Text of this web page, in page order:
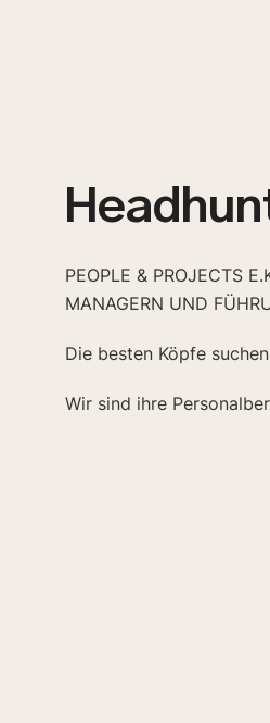
PEOPLE & PROJECTS
MANAGERN UND
Die besten Köpfe
Wir sind ihre